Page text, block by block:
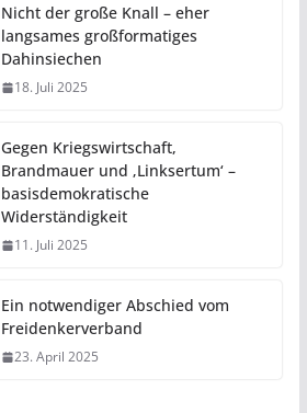
Nicht der große Knall – eher
langsames großformatiges
Dahinsiechen
18. Juli 2025
Gegen Kriegswirtschaft,
Brandmauer und ‚Linksertum‘ –
basisdemokratische
Widerständigkeit
11. Juli 2025
Ein notwendiger Abschied vom
Freidenkerverband
23. April 2025